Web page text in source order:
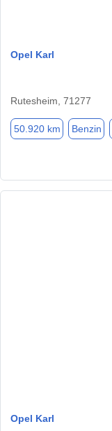
Opel Karl
Rutesheim, 71277
50.920 km Benzin
Opel Karl